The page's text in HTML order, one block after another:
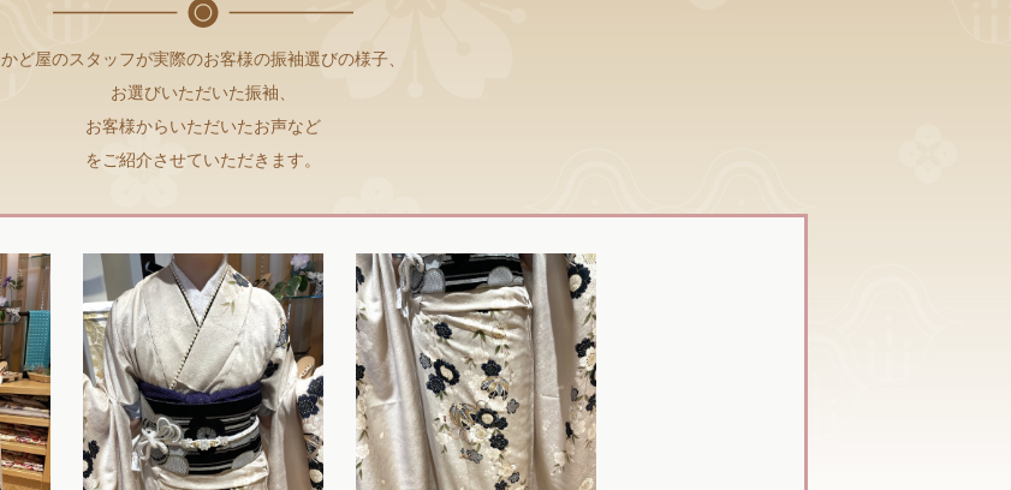
かど屋のスタッフが実際のお客様の振袖選びの様子、
お選びいただいた振袖、
お客様からいただいたお声など
をご紹介させていただきます。